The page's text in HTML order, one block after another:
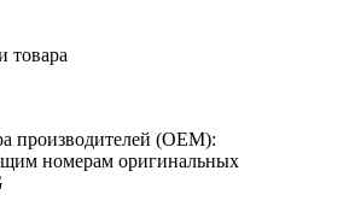
товара
производителей (OEM):
номерам оригинальных